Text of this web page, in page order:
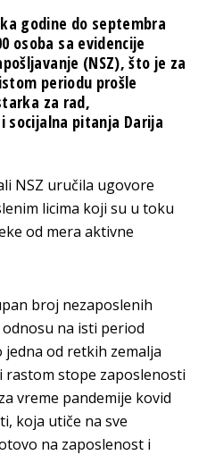
godine do septembra
osoba sa evidencije
(NSZ), što je za
periodu prošle
za rad,
socijalna pitanja Darija
NSZ uručila ugovore
licima koji su u toku
od mera aktivne
broj nezaposlenih
na isti period
od retkih zemalja
rastom stope zaposlenosti
vreme pandemije kovid
koja utiče na sve
na zaposlenost i